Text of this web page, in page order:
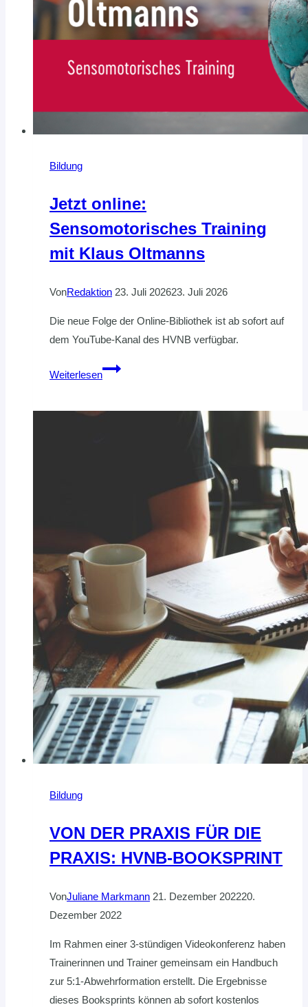
Bildung
Jetzt online:
Sensomotorisches Training
mit Klaus Oltmanns
VonRedaktion 23. Juli 202623. Juli 2026
Die neue Folge der Online-Bibliothek ist ab sofort auf
dem YouTube-Kanal des HVNB verfügbar.
Weiterlesen
Jetzt
Bildung
VON DER PRAXIS FÜR DIE
PRAXIS: HVNB-BOOKSPRINT
VonJuliane Markmann 21. Dezember 202220.
Dezember 2022
Im Rahmen einer 3-stündigen Videokonferenz haben
Trainerinnen und Trainer gemeinsam ein Handbuch
zur 5:1-Abwehrformation erstellt. Die Ergebnisse
dieses Booksprints können ab sofort kostenlos